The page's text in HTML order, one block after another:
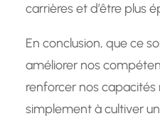
carrières et d’être plus
En conclusion, que ce
améliorer nos
renforcer nos capacités
simplement à cultiver